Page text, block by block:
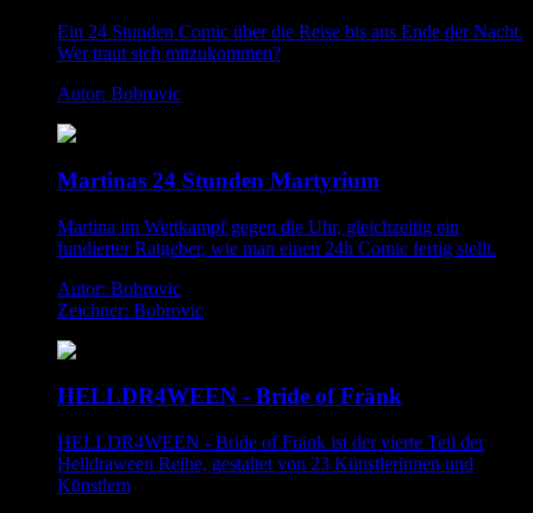
Ein 24 Stunden Comic über die Reise bis ans Ende der Nacht.
Wer traut sich mitzukommen?
Autor: Bobrovic
Martinas 24 Stunden Martyrium
Martina im Wettkampf gegen die Uhr, gleichzeitig ein
fundierter Ratgeber, wie man einen 24h Comic fertig stellt.
Autor: Bobrovic
Zeichner: Bobrovic
HELLDR4WEEN - Bride of Fränk
HELLDR4WEEN - Bride of Fränk ist der vierte Teil der
Helldraween Reihe, gestaltet von 23 Künstlerinnen und
Künstlern